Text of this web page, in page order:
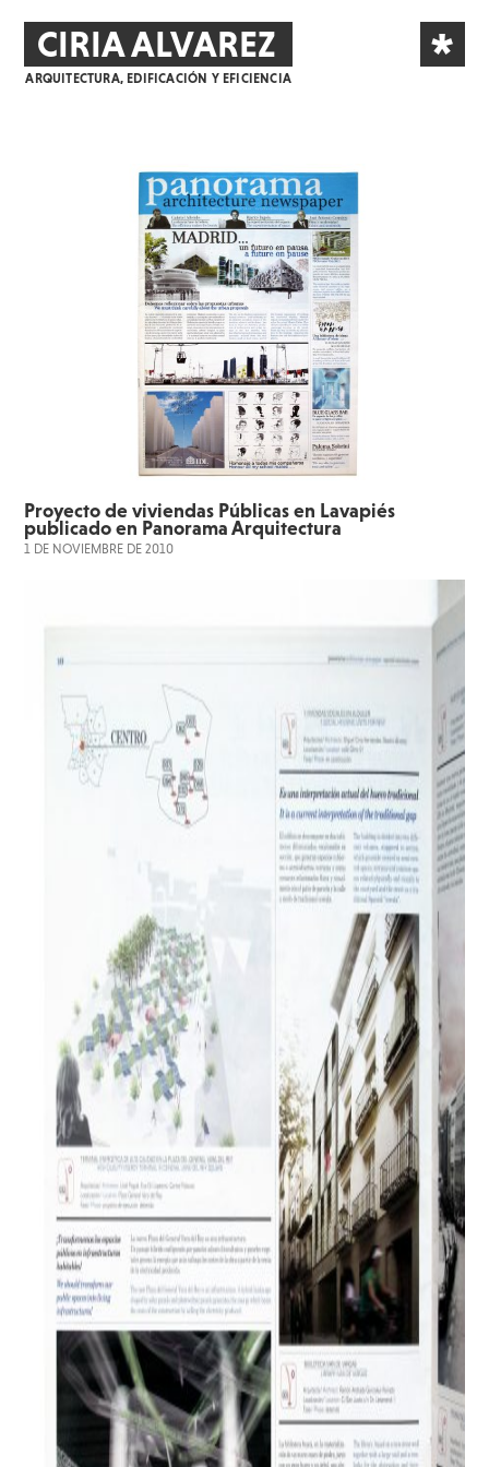
CIRIA ALVAREZ
ARQUITECTURA, EDIFICACIÓN Y EFICIENCIA *
Proyecto de viviendas Públicas en Lavapiés
publicado en Panorama Arquitectura
1 DE NOVIEMBRE DE 2010